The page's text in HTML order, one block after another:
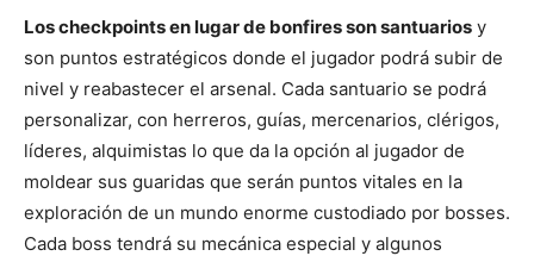
Los checkpoints en lugar de bonfires son santuarios y
son puntos estratégicos donde el jugador podrá subir de
nivel y reabastecer el arsenal. Cada santuario se podrá
personalizar, con herreros, guías, mercenarios, clérigos,
líderes, alquimistas lo que da la opción al jugador de
moldear sus guaridas que serán puntos vitales en la
exploración de un mundo enorme custodiado por bosses.
Cada boss tendrá su mecánica especial y algunos